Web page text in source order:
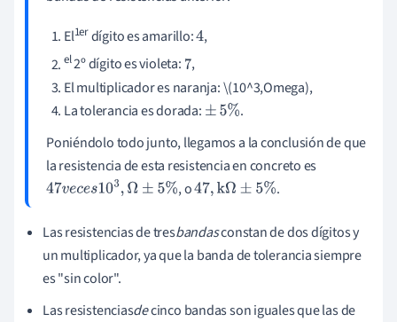
El1erdígito es amarillo:4,
el2º dígito es violeta: 7,
El multiplicador es naranja: \(10^3,Omega),
La tolerancia es dorada: ±5% .
Poniéndolo todo junto, llegamos a la conclusión de que
la resistencia de esta resistencia en concreto es
47veces103,Ω±5 % , o47,kΩ±5% .
Las resistencias de tresbandasconstan de dos dígitos y
un multiplicador, ya que la banda de tolerancia siempre
es "sin color".
Las resistenciasdecinco bandas son iguales que las de